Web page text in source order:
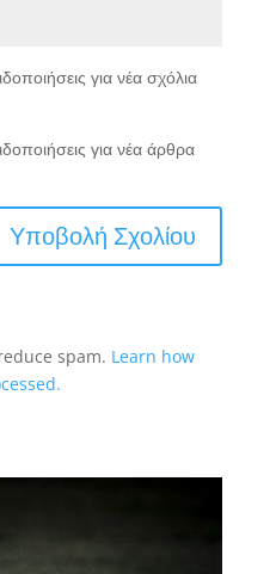
για νέα σχόλια
για νέα άρθρα
spam. Learn how